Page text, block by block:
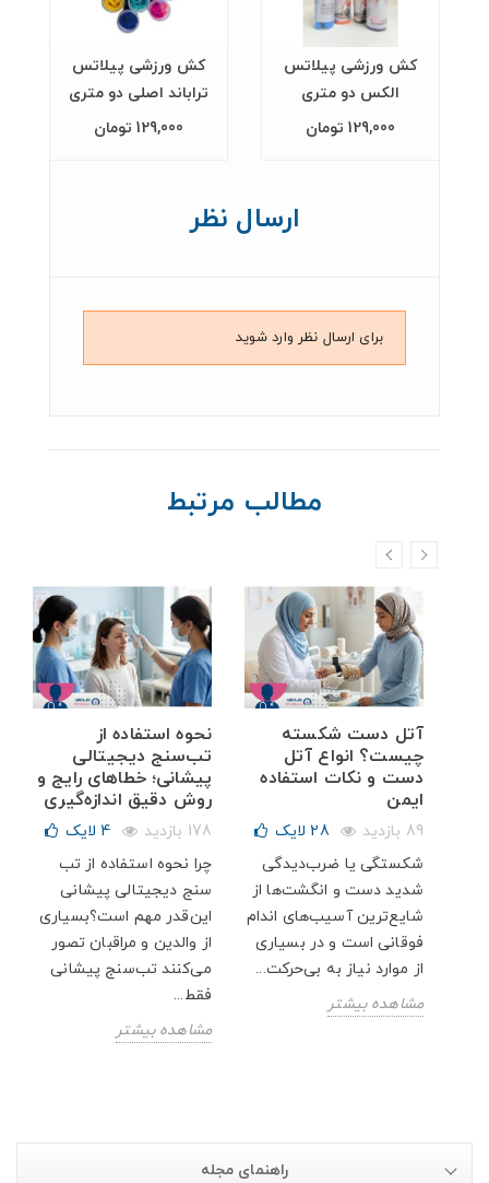
کش ورزشی پیلاتس
تراباند اصلی دو متری
129,000 تومان
کش ورزشی پیلاتس
الکس دو متری
129,000 تومان
ارسال نظر
برای ارسال نظر وارد شوید
مطالب مرتبط
نحوه استفاده از
تب‌سنج دیجیتالی
پیشانی؛ خطاهای رایج و
روش دقیق اندازه‌گیری
178 بازدید 4 لایک
چرا نحوه استفاده از تب
سنج دیجیتالی پیشانی
این‌قدر مهم است؟بسیاری
از والدین و مراقبان تصور
می‌کنند تب‌سنج پیشانی
فقط...
مشاهده بیشتر
آتل دست شکسته
چیست؟ انواع آتل
دست و نکات استفاده
ایمن
89 بازدید 28 لایک
شکستگی یا ضرب‌دیدگی
شدید دست و انگشت‌ها از
شایع‌ترین آسیب‌های اندام
فوقانی است و در بسیاری
از موارد نیاز به بی‌حرکت...
مشاهده بیشتر
راهنمای مجله